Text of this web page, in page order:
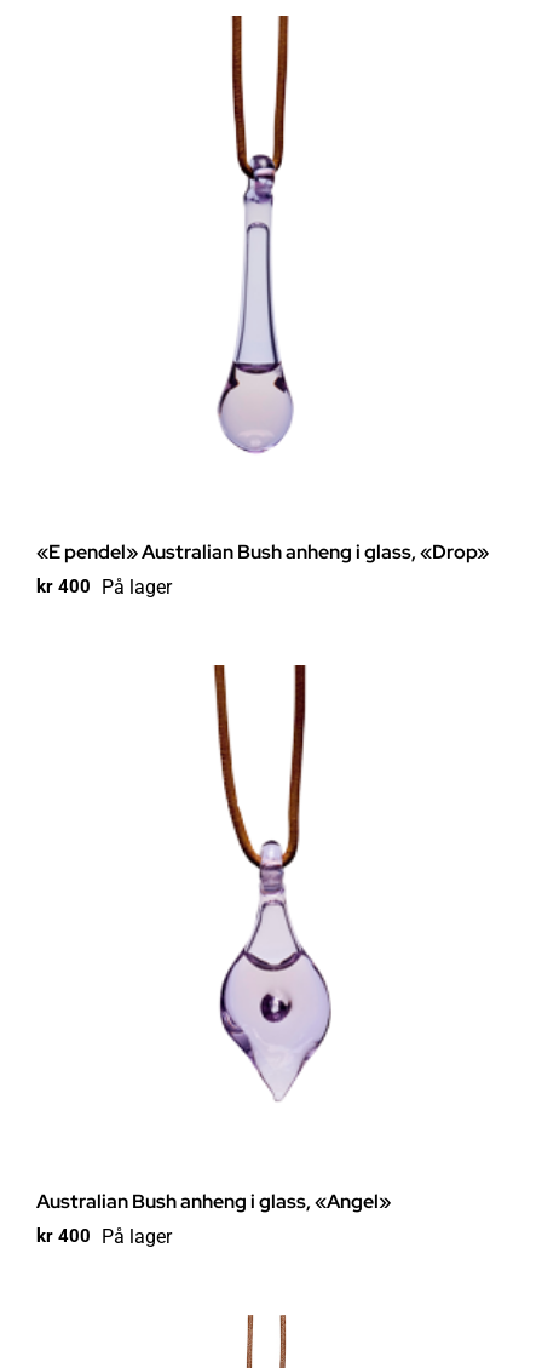
«E pendel» Australian Bush anheng i glass, «Drop»
kr 400 På lager
Australian Bush anheng i glass, «Angel»
kr 400 På lager